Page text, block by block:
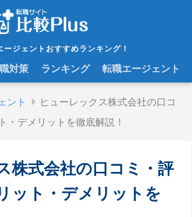
ージェントおすすめランキング！
対策 ランキング 転職エージェント
ント
ヒューレックス株式会社の口コ
・デメリットを徹底解説！
株式会社の口コミ・評
ット・デメリットを